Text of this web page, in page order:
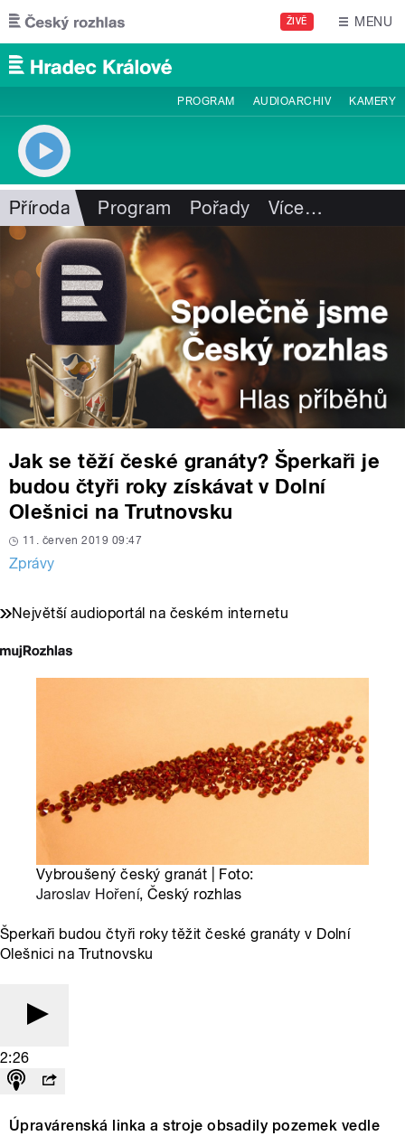
Přejít k hlavnímu obsahu
ŽIVĚ MENU
PROGRAM AUDIOARCHIV KAMERY
Příroda Program Pořady Více…
Jak se těží české granáty? Šperkaři je
budou čtyři roky získávat v Dolní
Olešnici na Trutnovsku
11. červen 2019 09:47
Zprávy
Největší audioportál na českém internetu
Vybroušený český granát | Foto:
Jaroslav Hoření, Český rozhlas
Šperkaři budou čtyři roky těžit české granáty v Dolní
Olešnici na Trutnovsku
2:26
Úpravárenská linka a stroje obsadily pozemek vedle